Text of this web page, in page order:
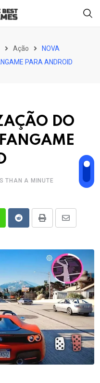
Ação
NOVA
PARA ANDROID
DO
THAN A MINUTE
RedditPrint
Share
Email